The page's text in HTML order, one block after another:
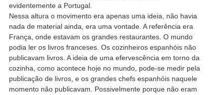
evidentemente a Portugal.
Nessa altura o movimento era apenas uma ideia, não havia
nada de material ainda, era uma vontade. A referência era
França, onde estavam os grandes restaurantes. O mundo
podia ler os livros franceses. Os cozinheiros espanhóis não
publicavam livros. A ideia de uma efervescência em torno da
cozinha, como acontece hoje no mundo, pode-se medir pela
publicação de livros, e os grandes chefs espanhóis naquele
momento não publicavam. Possivelmente porque não eram